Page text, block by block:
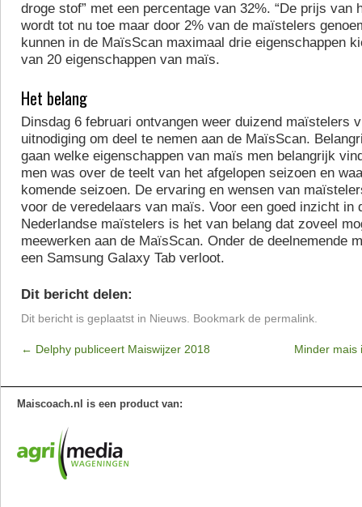
droge stof” met een percentage van 32%. “De prijs van
wordt tot nu toe maar door 2% van de maïstelers
kunnen in de MaïsScan maximaal drie eigenschappen
van 20 eigenschappen van maïs.
Het belang
Dinsdag 6 februari ontvangen weer duizend maïstelers
uitnodiging om deel te nemen aan de MaïsScan.
gaan welke eigenschappen van maïs men belangrijk
men was over de teelt van het afgelopen seizoen en
komende seizoen. De ervaring en wensen van
voor de veredelaars van maïs. Voor een goed inzicht in
Nederlandse maïstelers is het van belang dat zoveel
meewerken aan de MaïsScan. Onder de deelnemende
een Samsung Galaxy Tab verloot.
Dit bericht delen:
Dit bericht is geplaatst in Nieuws . Bookmark de permalink
← Delphy publiceert Maiswijzer 2018 Minder
Maiscoach.nl is een product van: